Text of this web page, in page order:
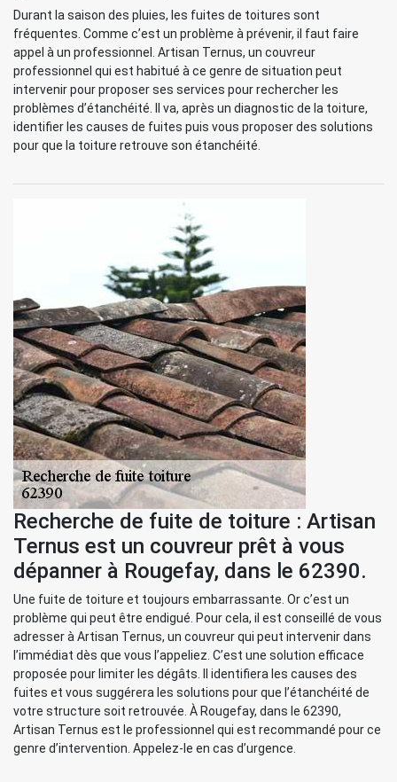
Durant la saison des pluies, les fuites de toitures sont
fréquentes. Comme c’est un problème à prévenir, il faut faire
appel à un professionnel. Artisan Ternus, un couvreur
professionnel qui est habitué à ce genre de situation peut
intervenir pour proposer ses services pour rechercher les
problèmes d’étanchéité. Il va, après un diagnostic de la toiture,
identifier les causes de fuites puis vous proposer des solutions
pour que la toiture retrouve son étanchéité.
Recherche de fuite de toiture : Artisan
Ternus est un couvreur prêt à vous
dépanner à Rougefay, dans le 62390.
Une fuite de toiture et toujours embarrassante. Or c’est un
problème qui peut être endigué. Pour cela, il est conseillé de vous
adresser à Artisan Ternus, un couvreur qui peut intervenir dans
l’immédiat dès que vous l’appeliez. C’est une solution efficace
proposée pour limiter les dégâts. Il identifiera les causes des
fuites et vous suggérera les solutions pour que l’étanchéité de
votre structure soit retrouvée. À Rougefay, dans le 62390,
Artisan Ternus est le professionnel qui est recommandé pour ce
genre d’intervention. Appelez-le en cas d’urgence.